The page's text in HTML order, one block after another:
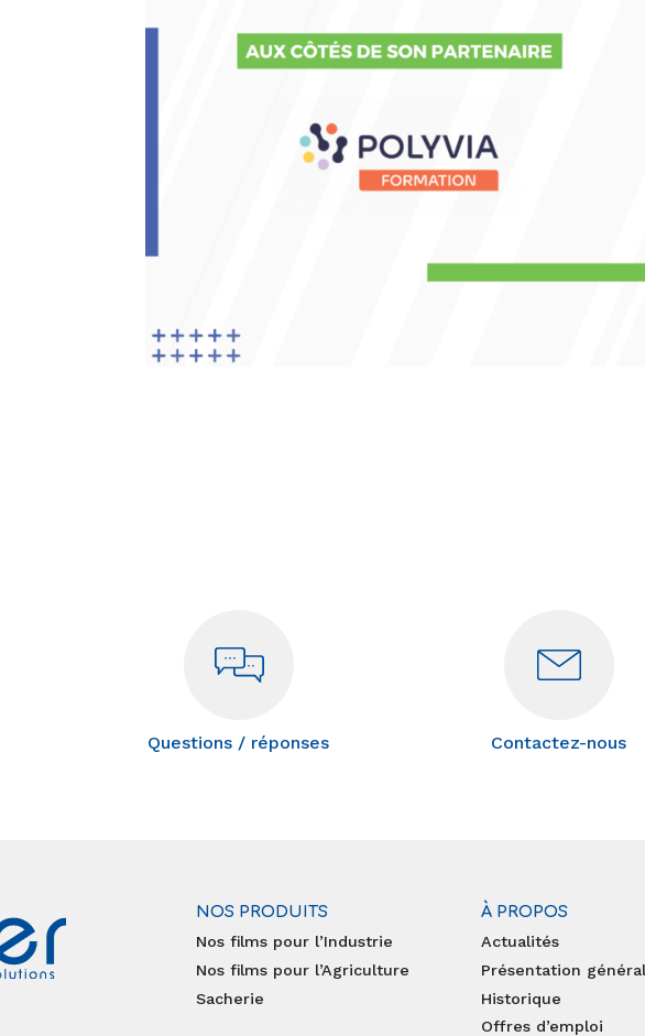
Questions / réponses Contactez-nous
NOS PRODUITS
Nos films pour l’Industrie
Nos films pour l’Agriculture
Sacherie
À PROPOS
Actualités
Présentation
Historique
Offres d’emploi